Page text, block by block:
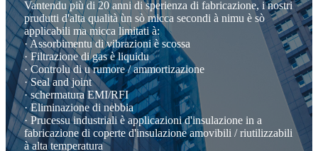
Vantendu più di 20 anni di sperienza di fabricazione, i nostri
prudutti d'alta qualità ùn sò micca secondi à nimu è sò
applicabili ma micca limitati à:
· Assorbimentu di vibrazioni è scossa
· Filtrazione di gas è liquidu
· Controlu di u rumore / ammortizazione
· Seal and joint
· schermatura EMI/RFI
· Eliminazione di nebbia
· Prucessu industriali è applicazioni d'insulazione in a
fabricazione di coperte d'insulazione amovibili / riutilizzabili
à alta temperatura